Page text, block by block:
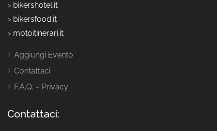
> bikershotel.it
> bikersfood.it
> motoitinerari.it
Aggiungi Evento
Contattaci
F.A.Q. – Privacy
Contattaci: